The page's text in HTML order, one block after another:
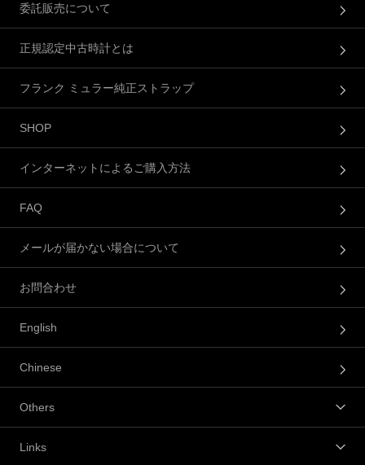
委託販売について
正規認定中古時計とは
フランク ミュラー純正ストラップ
SHOP
インターネットによるご購入方法
FAQ
メールが届かない場合について
お問合わせ
English
Chinese
Others
Links